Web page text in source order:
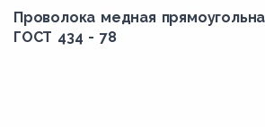
Проволока медная
ГОСТ 434 - 78